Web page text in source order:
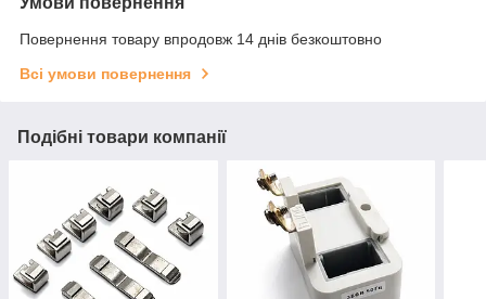
Повернення товару впродовж 14 днів безкоштовно
Всі умови повернення
Подібні товари компанії